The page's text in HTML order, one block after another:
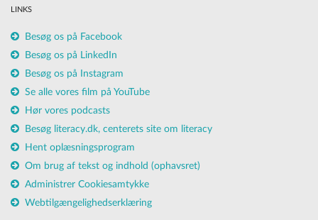
LINKS
Besøg os på Facebook
Besøg os på LinkedIn
Besøg os på Instagram
Se alle vores film på YouTube
Hør vores podcasts
Besøg literacy.dk, centerets site om literacy
Hent oplæsningsprogram
Om brug af tekst og indhold (ophavsret)
Administrer Cookiesamtykke
Webtilgængelighedserklæring